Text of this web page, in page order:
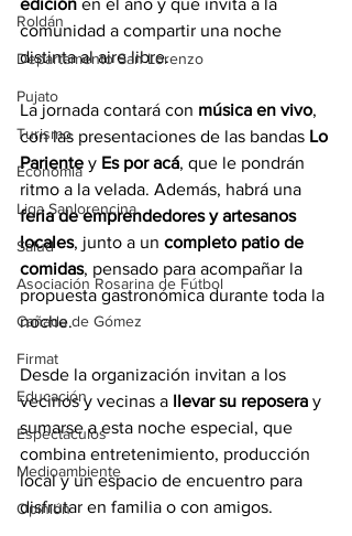
Roldán
Departamento San Lorenzo
Pujato
Turismo
Economía
Liga Sanlorencina
Salud
Asociación Rosarina de Fútbol
Cañada de Gómez
Firmat
Educación
Espectáculos
Medioambiente
Opinión
edición en el año y que invita a la
comunidad a compartir una noche
distinta al aire libre.
La jornada contará con música en vivo,
con las presentaciones de las bandas Lo
Pariente y Es por acá, que le pondrán
ritmo a la velada. Además, habrá una
feria de emprendedores y artesanos
locales, junto a un completo patio de
comidas, pensado para acompañar la
propuesta gastronómica durante toda la
noche.
Desde la organización invitan a los
vecinos y vecinas a llevar su reposera y
sumarse a esta noche especial, que
combina entretenimiento, producción
local y un espacio de encuentro para
disfrutar en familia o con amigos.